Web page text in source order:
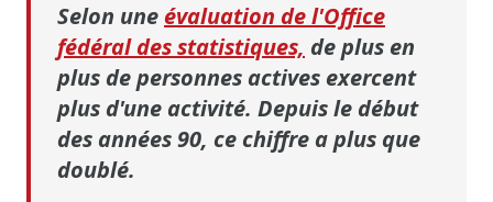
Selon une évaluation de l'Office
fédéral des statistiques, de plus en
plus de personnes actives exercent
plus d'une activité. Depuis le début
des années 90, ce chiffre a plus que
doublé.